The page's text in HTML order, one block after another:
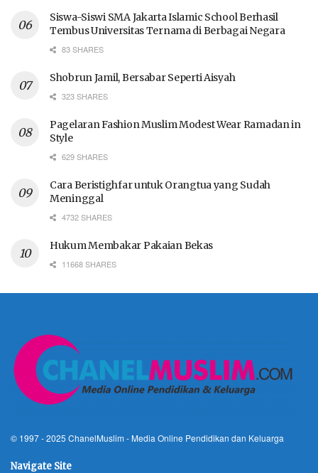
Siswa-Siswi SMA Jakarta Islamic School Berhasil
Tembus Universitas Ternama di Berbagai Negara
83 SHARES
Shobrun Jamil, Bersabar Seperti Aisyah
323 SHARES
Pagelaran Fashion Muslim Modest Wear Ramadan in
Style
629 SHARES
Cara Beristighfar untuk Orangtua yang Sudah
Meninggal
4732 SHARES
Hukum Membakar Pakaian Bekas
11668 SHARES
© 1997 - 2025 ChanelMuslim - Media Online Pendidikan dan Keluarga
Navigate Site